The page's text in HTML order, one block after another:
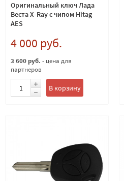
Оригинальный ключ Лада
Веста X-Ray с чипом Hitag
AES
4 000 руб.
3 600 руб. - цена для
партнеров
В корзину